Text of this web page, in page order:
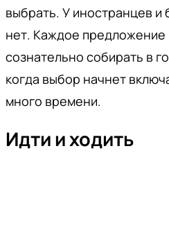
выбрать. У иностранцев и
нет. Каждое предложение
сознательно собирать в
когда выбор начнет
много времени.
Идти и ходить